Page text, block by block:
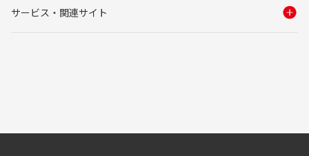
サービス・関連サイト